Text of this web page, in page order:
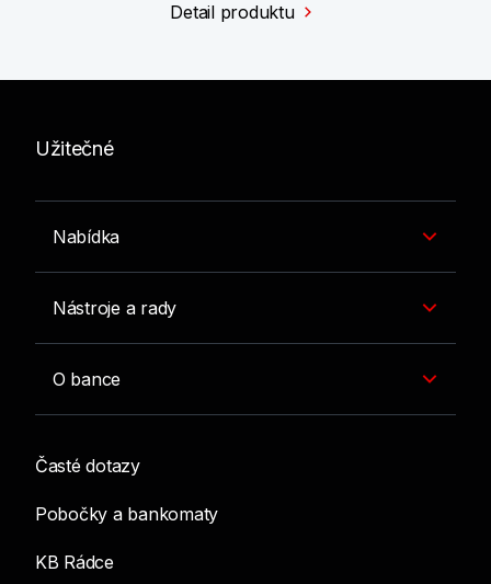
Detail produktu
Užitečné
Nabídka
Nástroje a rady
O bance
Časté dotazy
Pobočky a bankomaty
KB Rádce